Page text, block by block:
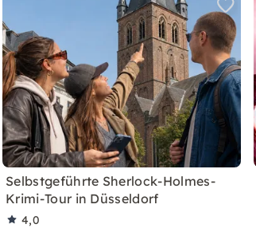
Selbstgeführte Sherlock-Holmes-
Krimi-Tour in Düsseldorf
4,0